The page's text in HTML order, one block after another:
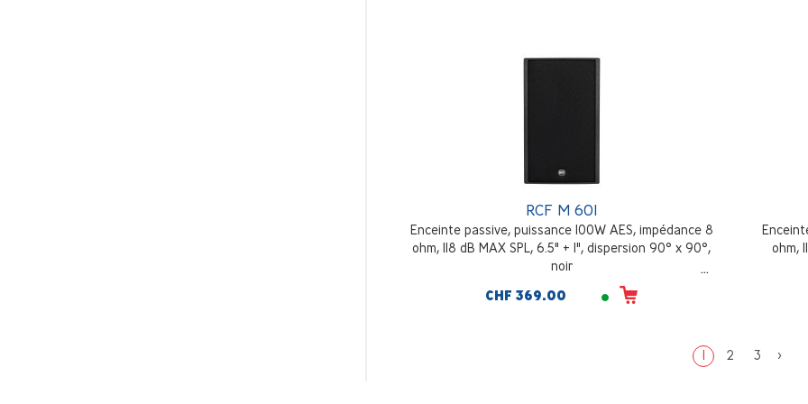
RCF M 601
Enceinte passive, puissance 100W AES, impédance 8
ohm, 118 dB MAX SPL, 6.5" + 1", dispersion 90° x 90°,
noir
CHF 369.00
ohm,
1 2 3 >